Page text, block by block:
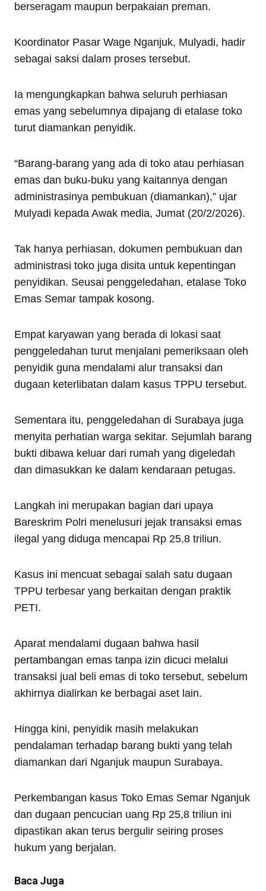
berseragam maupun berpakaian preman.
Koordinator Pasar Wage Nganjuk, Mulyadi, hadir
sebagai saksi dalam proses tersebut.
Ia mengungkapkan bahwa seluruh perhiasan
emas yang sebelumnya dipajang di etalase toko
turut diamankan penyidik.
“Barang-barang yang ada di toko atau perhiasan
emas dan buku-buku yang kaitannya dengan
administrasinya pembukuan (diamankan),” ujar
Mulyadi kepada Awak media, Jumat (20/2/2026).
Tak hanya perhiasan, dokumen pembukuan dan
administrasi toko juga disita untuk kepentingan
penyidikan. Seusai penggeledahan, etalase Toko
Emas Semar tampak kosong.
Empat karyawan yang berada di lokasi saat
penggeledahan turut menjalani pemeriksaan oleh
penyidik guna mendalami alur transaksi dan
dugaan keterlibatan dalam kasus TPPU tersebut.
Sementara itu, penggeledahan di Surabaya juga
menyita perhatian warga sekitar. Sejumlah barang
bukti dibawa keluar dari rumah yang digeledah
dan dimasukkan ke dalam kendaraan petugas.
Langkah ini merupakan bagian dari upaya
Bareskrim Polri menelusuri jejak transaksi emas
ilegal yang diduga mencapai Rp 25,8 triliun.
Kasus ini mencuat sebagai salah satu dugaan
TPPU terbesar yang berkaitan dengan praktik
PETI.
Aparat mendalami dugaan bahwa hasil
pertambangan emas tanpa izin dicuci melalui
transaksi jual beli emas di toko tersebut, sebelum
akhirnya dialirkan ke berbagai aset lain.
Hingga kini, penyidik masih melakukan
pendalaman terhadap barang bukti yang telah
diamankan dari Nganjuk maupun Surabaya.
Perkembangan kasus Toko Emas Semar Nganjuk
dan dugaan pencucian uang Rp 25,8 triliun ini
dipastikan akan terus bergulir seiring proses
hukum yang berjalan.
Baca Juga